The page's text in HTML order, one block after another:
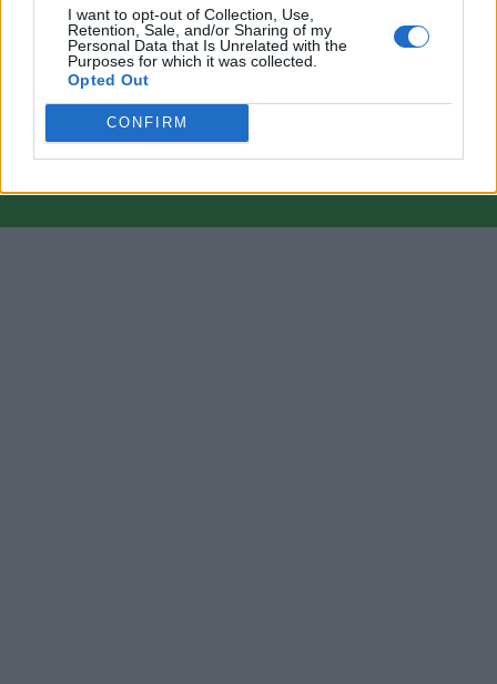
I want to opt-out of Collection, Use,
Retention, Sale, and/or Sharing of my
Personal Data that Is Unrelated with the
Purposes for which it was collected.
Opted Out
CONFIRM
giunti da internet, in quanto arrivati alla nostra attenzione attraverso regolari
comunicati stampa con immagini e testi allegati ed autorizzati alla pubblicazione, e
quindi valutati di pubblico dominio. Se i soggetti o gli autori avessero qualcosa in
contrario alla pubblicazione, non avranno che da segnalarlo alla redazione (indirizzo
redazione@napolimagazine.com), che provvederà prontamente alla rimozione.
proprietà di Napoli Magazine.